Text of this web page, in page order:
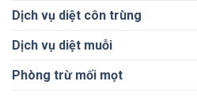
Dịch vụ diệt côn trùng
Dịch vụ diệt muỗi
Phòng trừ mối mọt